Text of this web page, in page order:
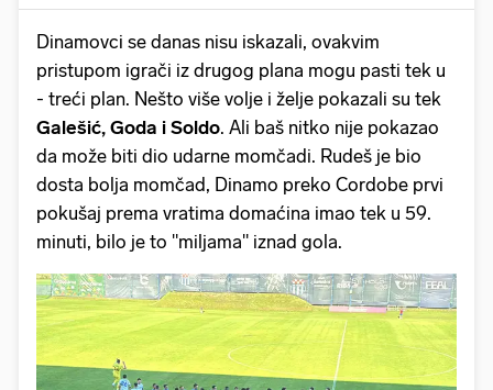
Dinamovci se danas nisu iskazali, ovakvim
pristupom igrači iz drugog plana mogu pasti tek u
- treći plan. Nešto više volje i želje pokazali su tek
Galešić, Goda i Soldo. Ali baš nitko nije pokazao
da može biti dio udarne momčadi. Rudeš je bio
dosta bolja momčad, Dinamo preko Cordobe prvi
pokušaj prema vratima domaćina imao tek u 59.
minuti, bilo je to "miljama" iznad gola.